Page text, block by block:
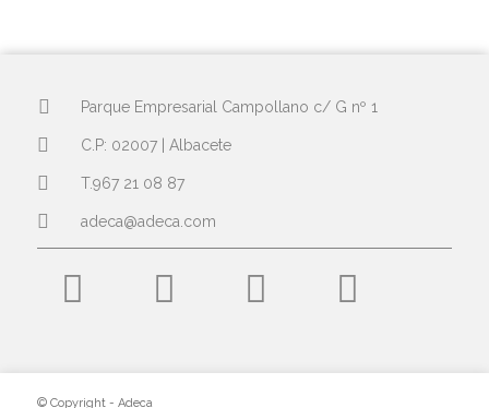
Parque Empresarial Campollano c/ G nº 1
C.P: 02007 | Albacete
T.967 21 08 87
adeca@adeca.com
© Copyright - Adeca